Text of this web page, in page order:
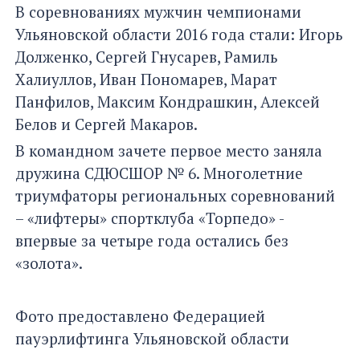
В соревнованиях мужчин чемпионами
Ульяновской области 2016 года стали: Игорь
Долженко, Сергей Гнусарев, Рамиль
Халиуллов, Иван Пономарев, Марат
Панфилов, Максим Кондрашкин, Алексей
Белов и Сергей Макаров.
В командном зачете первое место заняла
дружина СДЮСШОР № 6. Многолетние
триумфаторы региональных соревнований
– «лифтеры» спортклуба «Торпедо» -
впервые за четыре года остались без
«золота».
Фото предоставлено Федерацией
пауэрлифтинга Ульяновской области